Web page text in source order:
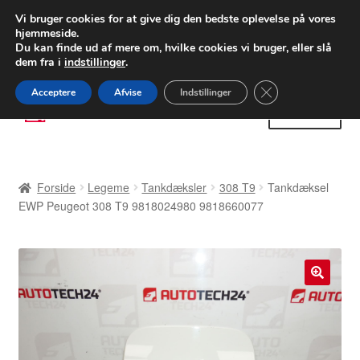
LEVERING fra 55 kr.
FEDEX verdensomspændende forsendelse
80 82 72 02
Spring
til
Spring
til
Betalinger
Klage
Forside Legeme Tankdæksler 308 T9
Tankdæksel
EWP Peugeot 308 T9 9818024980 9818660077
🔍
Vi bruger cookies for at give dig den bedste oplevelse på vores
hjemmeside.
Du kan finde ud af mere om, hvilke cookies vi bruger, eller slå
dem fra i indstillinger.
Acceptere Afvise Indstillinger Close GDPR